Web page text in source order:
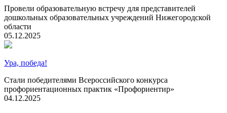
Провели образовательную встречу для представителей
дошкольных образовательных учреждений Нижегородской
области
05.12.2025
Ура, победа!
Стали победителями Всероссийского конкурса
профориентационных практик «Профориентир»
04.12.2025